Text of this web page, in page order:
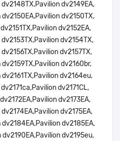
dv2149EA,
dv2150TX,
dv2152EA,
dv2154TX,
dv2157TX,
dv2160br,
dv2164eu,
dv2171CL,
dv2173EA,
dv2175EA,
dv2185EA,
dv2195eu,